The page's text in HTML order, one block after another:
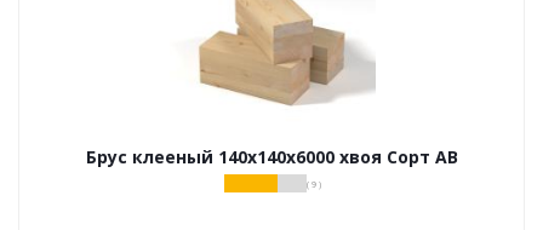
Брус клееный 140х140х6000 хвоя Сорт АВ
( 9 )